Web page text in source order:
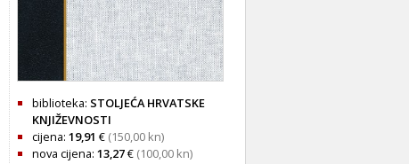
biblioteka: STOLJEĆA HRVATSKE
KNJIŽEVNOSTI
cijena: 19,91 € (150,00 kn)
nova cijena: 13,27€ (100,00 kn)